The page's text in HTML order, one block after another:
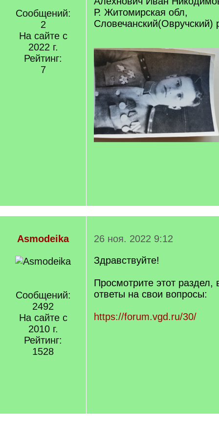
Сообщений:
2
На сайте с
2022 г.
Рейтинг:
7
Р. Житомирская обл,
Словечанский(Овручский)
Asmodeika
Сообщений:
2492
На сайте с
2010 г.
Рейтинг:
1528
26 ноя. 2022 9:12
Здравствуйте!
Просмотрите этот раздел,
ответы на свои вопросы:
https://forum.vgd.ru/30/